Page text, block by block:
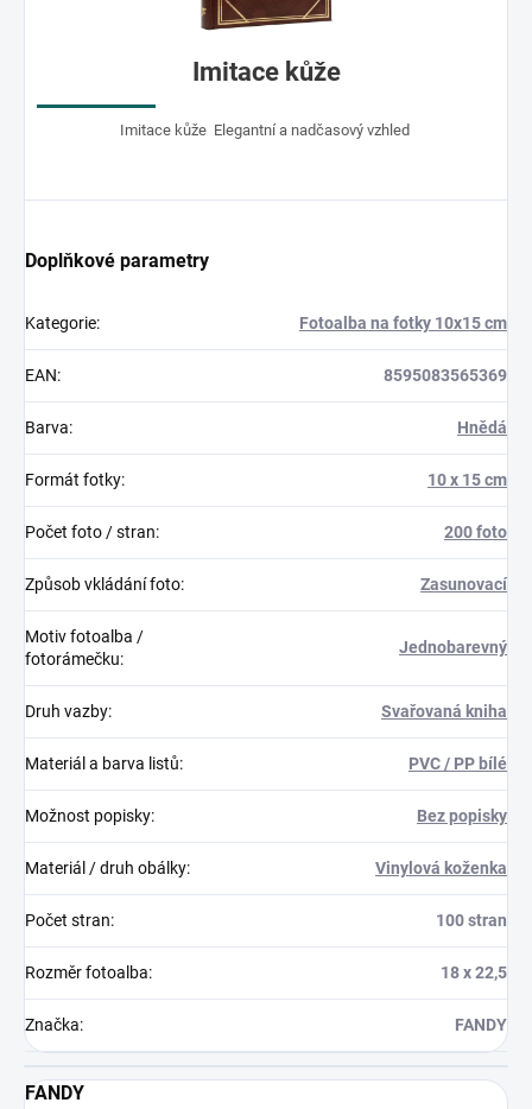
Imitace kůže
Imitace kůže Elegantní a nadčasový vzhled
Doplňkové parametry
Kategorie: Fotoalba na fotky 10x15 cm
EAN: 8595083565369
Barva: Hnědá
Formát fotky: 10 x 15 cm
Počet foto / stran: 200 foto
Způsob vkládání foto: Zasunovací
Motiv fotoalba /
fotorámečku:
Jednobarevný
Druh vazby: Svařovaná kniha
Materiál a barva listů: PVC / PP bílé
Možnost popisky: Bez popisky
Materiál / druh obálky: Vinylová koženka
Počet stran: 100 stran
Rozměr fotoalba: 18 x 22,5
Značka: FANDY
FANDY